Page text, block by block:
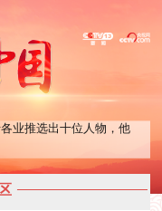
业推选出十位人物，他